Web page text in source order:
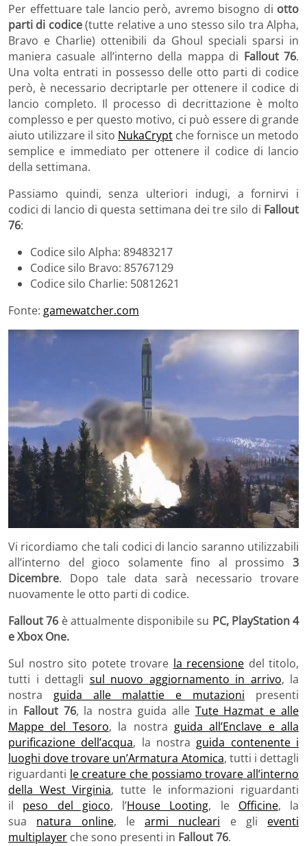
Per effettuare tale lancio però, avremo bisogno di otto
parti di codice(tutte relative a uno stesso silo tra Alpha,
Bravo e Charlie) ottenibili da Ghoul speciali sparsi in
maniera casuale all’interno della mappa di Fallout 76.
Una volta entrati in possesso delle otto parti di codice
però, è necessario decriptarle per ottenere il codice di
lancio completo. Il processo di decrittazione è molto
complesso e per questo motivo, ci può essere di grande
aiuto utilizzare il sito NukaCrypt che fornisce un metodo
semplice e immediato per ottenere il codice di lancio
della settimana.
Passiamo quindi, senza ulteriori indugi, a fornirvi i
codici di lancio di questa settimana dei tre silo di Fallout
76:
Codice silo Alpha: 89483217
Codice silo Bravo: 85767129
Codice silo Charlie: 50812621
Fonte: gamewatcher.com
Vi ricordiamo che tali codici di lancio saranno utilizzabili
all’interno del gioco solamente fino al prossimo 3
Dicembre. Dopo tale data sarà necessario trovare
nuovamente le otto parti di codice.
Fallout 76 è attualmente disponibile su PC, PlayStation 4
e Xbox One.
Sul nostro sito potete trovare la recensione del titolo,
tutti i dettagli sul nuovo aggiornamento in arrivo, la
nostra guida alle malattie e mutazioni presenti
in Fallout 76, la nostra guida alle Tute Hazmat e alle
Mappe del Tesoro, la nostra guida all’Enclave e alla
purificazione dell’acqua, la nostra guida contenente i
luoghi dove trovare un’Armatura Atomica, tutti i dettagli
riguardanti le creature che possiamo trovare all’interno
della West Virginia, tutte le informazioni riguardanti
il peso del gioco, l’House Looting, le Officine, la
sua natura online, le armi nucleari e gli eventi
multiplayer che sono presenti in Fallout 76.